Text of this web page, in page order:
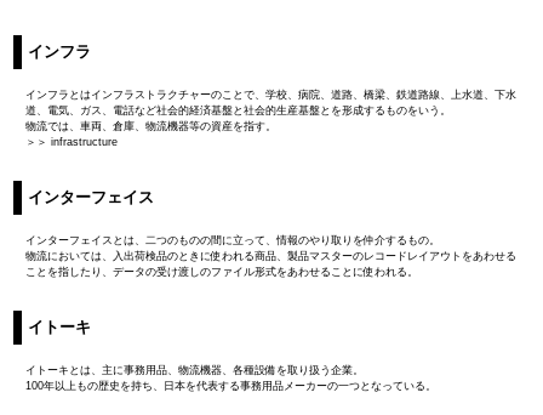
インフラ
インフラとはインフラストラクチャーのことで、学校、病院、道路、橋梁、鉄道路線、上水道、下水
道、電気、ガス、電話など社会的経済基盤と社会的生産基盤とを形成するものをいう。
物流では、車両、倉庫、物流機器等の資産を指す。
＞＞ infrastructure
インターフェイス
インターフェイスとは、二つのものの間に立って、情報のやり取りを仲介するもの。
物流においては、入出荷検品のときに使われる商品、製品マスターのレコードレイアウトをあわせる
ことを指したり、データの受け渡しのファイル形式をあわせることに使われる。
イトーキ
イトーキとは、主に事務用品、物流機器、各種設備を取り扱う企業。
100年以上もの歴史を持ち、日本を代表する事務用品メーカーの一つとなっている。